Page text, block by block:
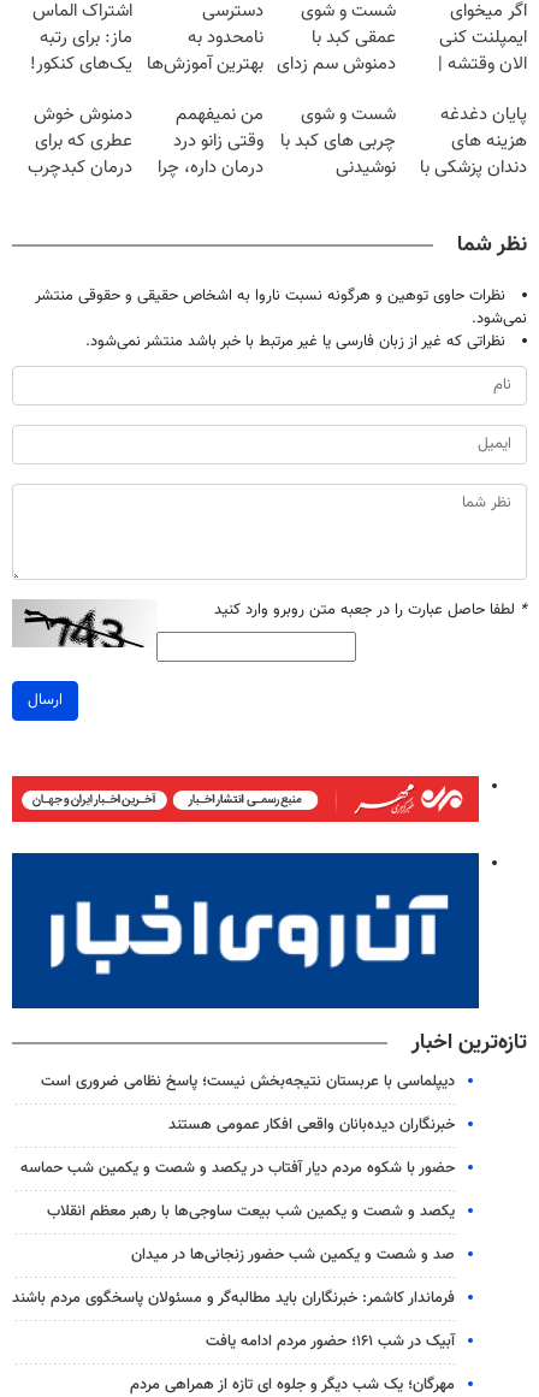
اگر میخوای
ایمپلنت کنی
الان وقتشه |
میلیون تومان!!!
شست و شوی
عمقی کبد با
دمنوش سم زدای
دسترسی
نامحدود به
بهترین آموزش‌ها
اشتراک الماس
ماز: برای رتبه
یک‌های کنکور!
پایان دغدغه
هزینه های
دندان پزشکی با
شست و شوی
چربی های کبد با
نوشیدنی
من نمیفهمم
وقتی زانو درد
درمان داره، چرا
دمنوش خوش
عطری که برای
درمان کبدچرب
نظر شما
نظرات حاوی توهین و هرگونه نسبت ناروا به اشخاص حقیقی و حقوقی منتشر
نمی‌شود.
نظراتی که غیر از زبان فارسی یا غیر مرتبط با خبر باشد منتشر نمی‌شود.
* لطفا حاصل عبارت را در جعبه متن روبرو وارد کنید
ارسال
تازه‌ترین اخبار
دیپلماسی با عربستان نتیجه‌بخش نیست؛ پاسخ نظامی ضروری است
خبرنگاران دیده‌بانان واقعی افکار عمومی هستند
حضور با شکوه مردم دیار آفتاب در یکصد و شصت و یکمین شب حماسه
یکصد و شصت و یکمین شب بیعت ساوجی‌ها با رهبر معظم انقلاب
صد و شصت و یکمین شب حضور زنجانی‌ها در میدان
فرماندار کاشمر: خبرنگاران باید مطالبه‌گر و مسئولان پاسخگوی مردم باشند
آبیک در شب ۱۶۱؛ حضور مردم ادامه یافت
مهرگان؛ یک شب دیگر و جلوه ای تازه از همراهی مردم